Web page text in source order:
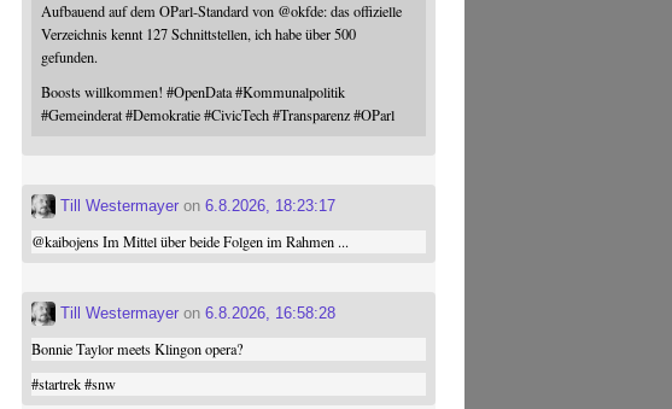
Aufbauend auf dem OParl-Standard von @okfde: das offizielle
Verzeichnis kennt 127 Schnittstellen, ich habe über 500
gefunden.
Boosts willkommen!#OpenData #Kommunalpolitik
#Gemeinderat #Demokratie #CivicTech #Transparenz #OParl
Till Westermayer on6.8.2026, 18:23:17
@kaibojensIm Mittel über beide Folgen im Rahmen ...
Till Westermayer on6.8.2026, 16:58:28
Bonnie Taylor meets Klingon opera?
#startrek #snw